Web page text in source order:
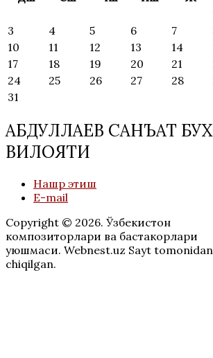
3
4 5 6 7
10
11 12 13 14
17
18 19 20 21
24
25 26 27 28
31
АБДУЛЛАЕВ САНЪАТ
ВИЛОЯТИ
Нашр этиш
E-mail
Copyright © 2026. Ўзбекистон
композиторлари ва бастакорлари
уюшмаси. Webnest.uz Sayt
chiqilgan.